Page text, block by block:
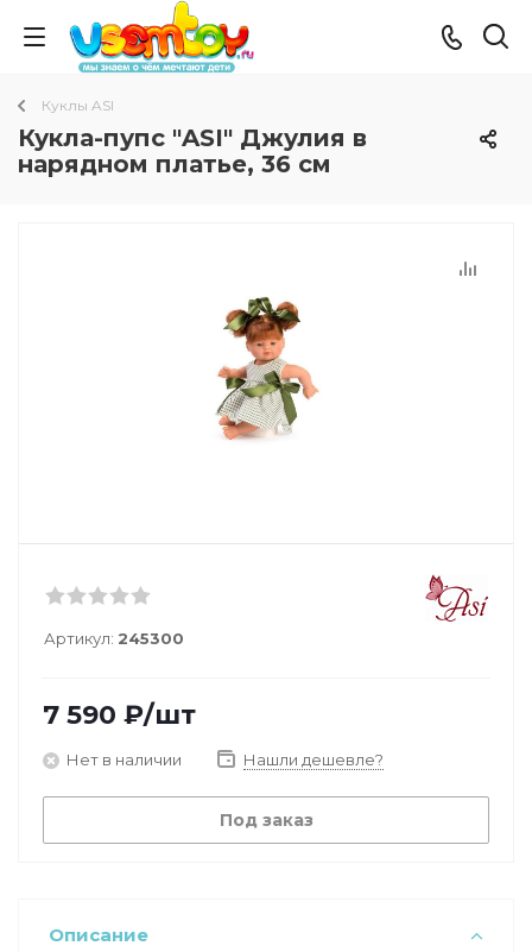
Куклы ASI
Кукла-пупс "ASI" Джулия в
нарядном платье, 36 см
Артикул: 245300
7 590 ₽/шт
Нет в наличии Нашли дешевле?
Под заказ
Описание